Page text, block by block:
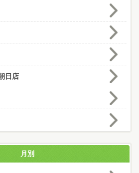
日店
月別